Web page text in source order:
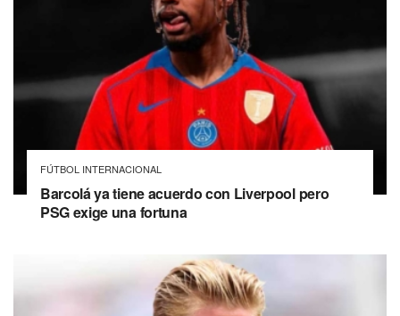
FÚTBOL INTERNACIONAL
Barcolá ya tiene acuerdo con Liverpool pero
PSG exige una fortuna